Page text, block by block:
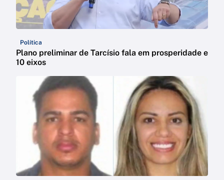
Política
Plano preliminar de Tarcísio fala em prosperidade e
10 eixos